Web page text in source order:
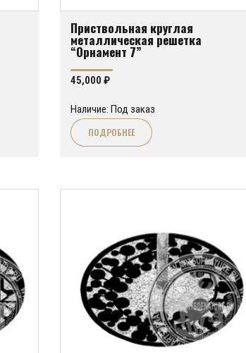
Приствольная круглая
металлическая решетка
“Орнамент 7”
45,000 ₽
Наличие: Под заказ
ПОДРОБНЕЕ